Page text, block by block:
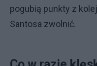
pogubią punkty z
Santosa zwolnić.